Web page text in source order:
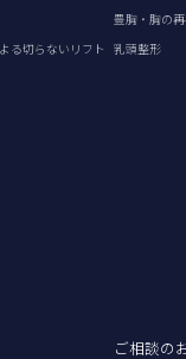
る切らないリフト
豊胸・胸の
乳頭整形
ご相談の